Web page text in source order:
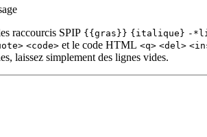
raccourcis SPIP {{gras}} {italique} -
<code> et le code HTML <q> <del>
laissez simplement des lignes vides.